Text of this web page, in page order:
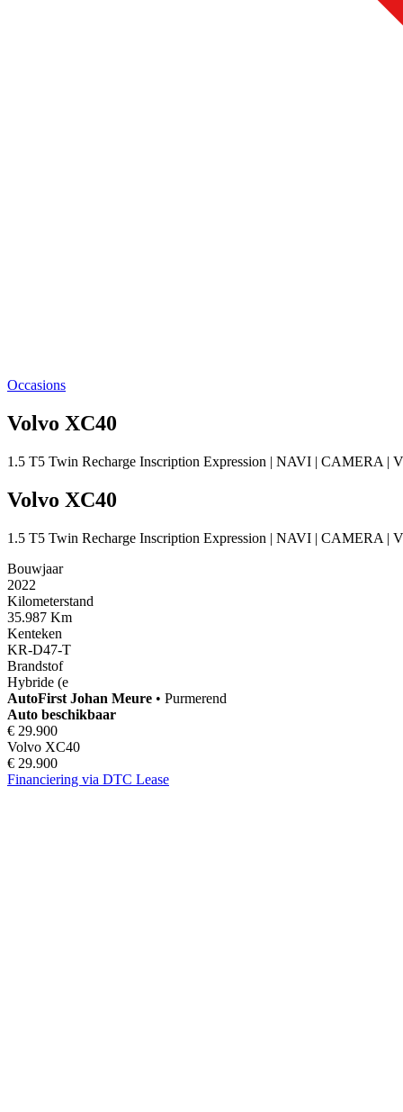
Occasions
Volvo XC40
1.5 T5 Twin Recharge Inscription Expression | NAVI | CAMERA |
Volvo XC40
1.5 T5 Twin Recharge Inscription Expression | NAVI | CAMERA |
Bouwjaar
2022
Kilometerstand
35.987 Km
Kenteken
KR-D47-T
Brandstof
Hybride (e
AutoFirst Johan Meure • Purmerend
Auto beschikbaar
€ 29.900
Volvo XC40
€ 29.900
Financiering via DTC Lease